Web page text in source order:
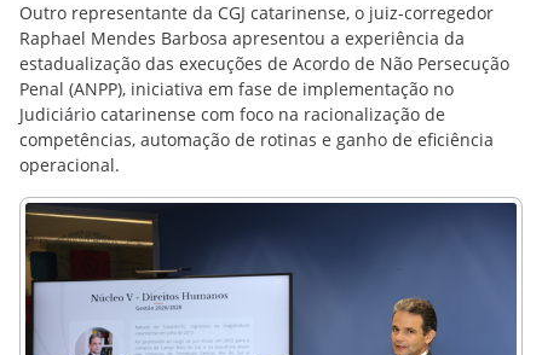
Outro representante da CGJ catarinense, o juiz-corregedor
Raphael Mendes Barbosa apresentou a experiência da
estadualização das execuções de Acordo de Não Persecução
Penal (ANPP), iniciativa em fase de implementação no
Judiciário catarinense com foco na racionalização de
competências, automação de rotinas e ganho de eficiência
operacional.